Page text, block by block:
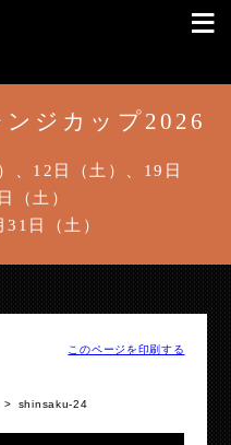
≡
ジカップ2026
、12日（土）、19日
（土）
日（土）
このページを印刷する
> shinsaku-24